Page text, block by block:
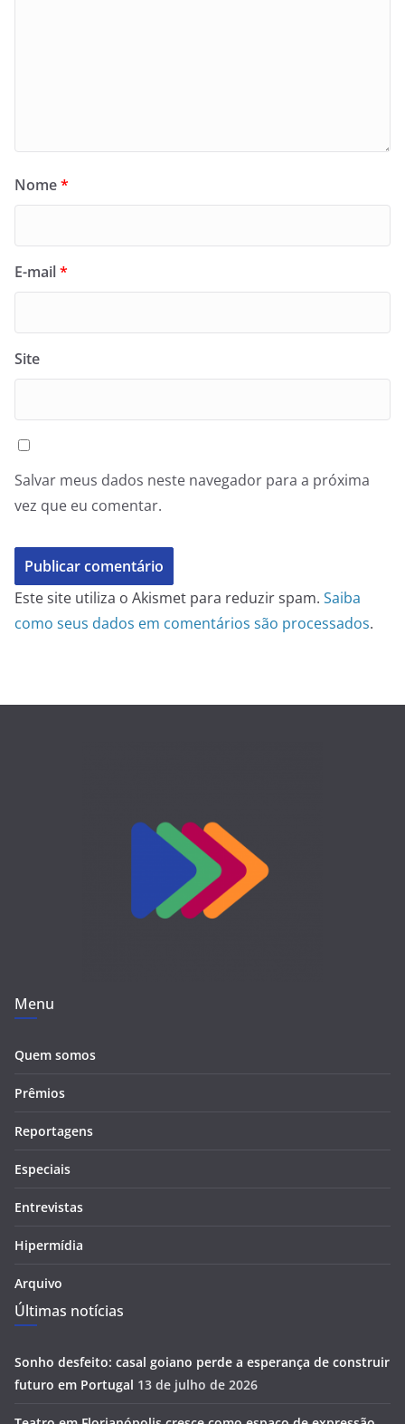
Nome*
E-mail*
Site
Salvar meus dados neste navegador para a próxima
vez que eu comentar.
Este site utiliza o Akismet para reduzir spam. Saiba
como seus dados em comentários são processados.
Menu
Quem somos
Prêmios
Reportagens
Especiais
Entrevistas
Hipermídia
Arquivo
Últimas notícias
Sonho desfeito: casal goiano perde a esperança de construir
futuro em Portugal 13 de julho de 2026